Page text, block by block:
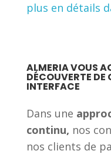
plus en détails
ALMERIA VOUS
DÉCOUVERTE DE
INTERFACE
Dans une
continu, nos
nos clients de